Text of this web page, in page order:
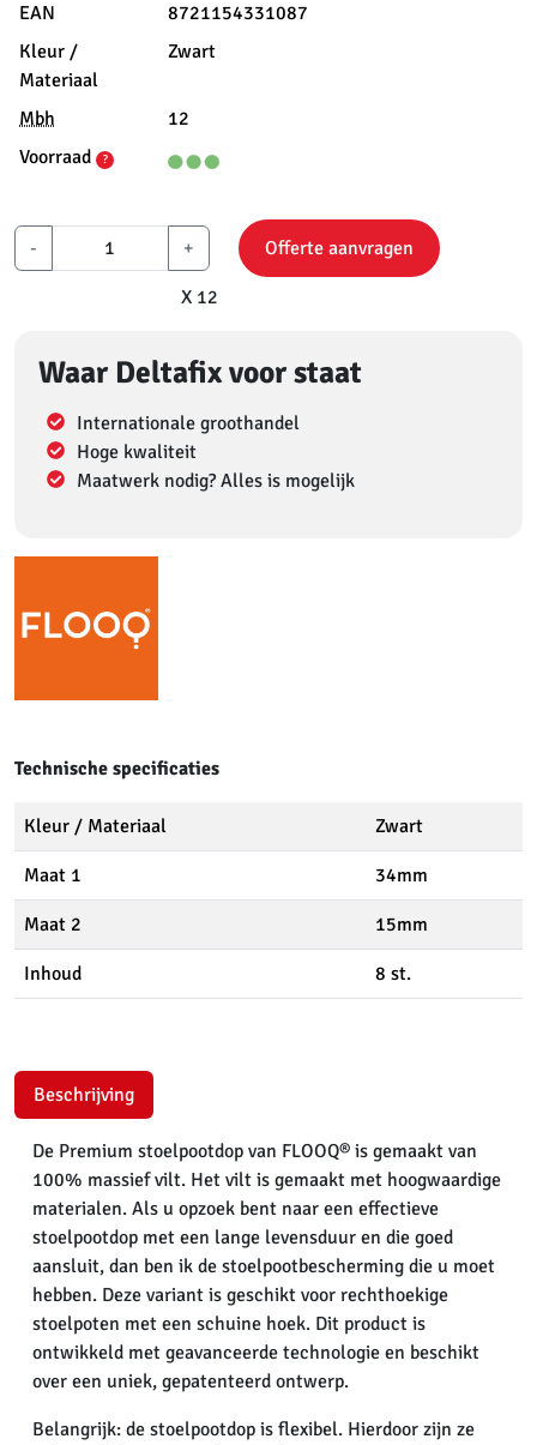
EAN
8721154331087
Kleur /
Materiaal
Zwart
Mbh
12
Voorraad
?
- +
X 12
Offerte aanvragen
Waar Deltafix voor staat
Internationale groothandel
Hoge kwaliteit
Maatwerk nodig? Alles is mogelijk
Technische specificaties
Kleur / Materiaal Zwart
Maat 1 34mm
Maat 2 15mm
Inhoud 8 st.
Beschrijving
De Premium stoelpootdop van FLOOQ® is gemaakt van
100% massief vilt. Het vilt is gemaakt met hoogwaardige
materialen. Als u opzoek bent naar een effectieve
stoelpootdop met een lange levensduur en die goed
aansluit, dan ben ik de stoelpootbescherming die u moet
hebben. Deze variant is geschikt voor rechthoekige
stoelpoten met een schuine hoek. Dit product is
ontwikkeld met geavanceerde technologie en beschikt
over een uniek, gepatenteerd ontwerp.
Belangrijk: de stoelpootdop is flexibel. Hierdoor zijn ze